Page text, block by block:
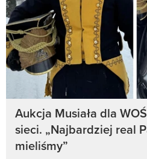
Aukcja Musiała dla
sieci. „Najbardziej real
mieliśmy”